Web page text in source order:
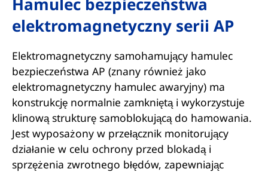
elektromagnetyczny serii AP
Elektromagnetyczny samohamujący hamulec
bezpieczeństwa AP (znany również jako
elektromagnetyczny hamulec awaryjny) ma
konstrukcję normalnie zamkniętą i wykorzystuje
klinową strukturę samoblokującą do hamowania.
Jest wyposażony w przełącznik monitorujący
działanie w celu ochrony przed blokadą i
sprzężenia zwrotnego błędów, zapewniając